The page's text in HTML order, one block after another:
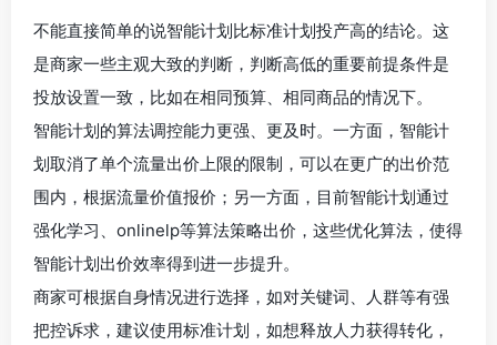
不能直接简单的说智能计划比标准计划投产高的结论。这
是商家一些主观大致的判断，判断高低的重要前提条件是
投放设置一致，比如在相同预算、相同商品的情况下。
智能计划的算法调控能力更强、更及时。一方面，智能计
划取消了单个流量出价上限的限制，可以在更广的出价范
围内，根据流量价值报价；另一方面，目前智能计划通过
强化学习、onlinelp等算法策略出价，这些优化算法，使得
智能计划出价效率得到进一步提升。
商家可根据自身情况进行选择，如对关键词、人群等有强
把控诉求，建议使用标准计划，如想释放人力获得转化，